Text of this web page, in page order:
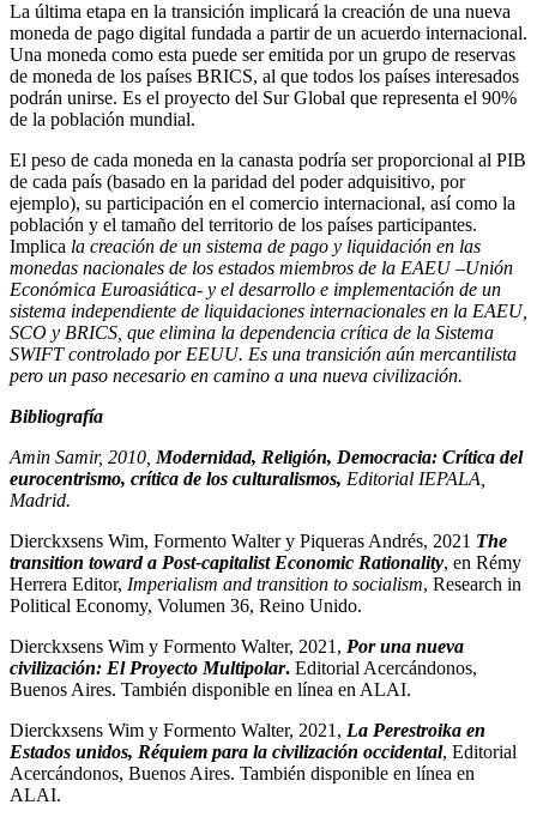
La última etapa en la transición implicará la creación de una nueva
moneda de pago digital fundada a partir de un acuerdo internacional.
Una moneda como esta puede ser emitida por un grupo de reservas
de moneda de los países BRICS, al que todos los países interesados ​​
podrán unirse. Es el proyecto del Sur Global que representa el 90%
de la población mundial.
El peso de cada moneda en la canasta podría ser proporcional al PIB
de cada país (basado en la paridad del poder adquisitivo, por
ejemplo), su participación en el comercio internacional, así como la
población y el tamaño del territorio de los países participantes.
Implica la creación de un sistema de pago y liquidación en las
monedas nacionales de los estados miembros de la EAEU –Unión
Económica Euroasiática- y el desarrollo e implementación de un
sistema independiente de liquidaciones internacionales en la EAEU,
SCO y BRICS, que elimina la dependencia crítica de la Sistema
SWIFT controlado por EEUU. Es una transición aún mercantilista
pero un paso necesario en camino a una nueva civilización.
Bibliografía
Amin Samir, 2010, Modernidad, Religión, Democracia: Crítica del
eurocentrismo, crítica de los culturalismos, Editorial IEPALA,
Madrid.
Dierckxsens Wim, Formento Walter y Piqueras Andrés, 2021 The
transition toward a Post-capitalist Economic Rationality, en Rémy
Herrera Editor, Imperialism and transition to socialism, Research in
Political Economy, Volumen 36, Reino Unido.
Dierckxsens Wim y Formento Walter, 2021, Por una nueva
civilización: El Proyecto Multipolar. Editorial Acercándonos,
Buenos Aires. También disponible en línea en ALAI.
Dierckxsens Wim y Formento Walter, 2021, La Perestroika en
Estados unidos, Réquiem para la civilización occidental, Editorial
Acercándonos, Buenos Aires. También disponible en línea en
ALAI.